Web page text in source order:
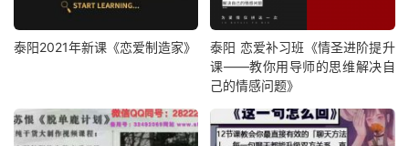
泰阳2021年新课《恋爱制造家》
泰阳 恋爱补习班《情圣进阶提升
课——教你用导师的思维解决自
己的情感问题》